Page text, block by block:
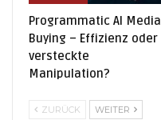
Programmatic AI Media
Buying – Effizienz oder
versteckte
Manipulation?
ZURÜCK WEITER